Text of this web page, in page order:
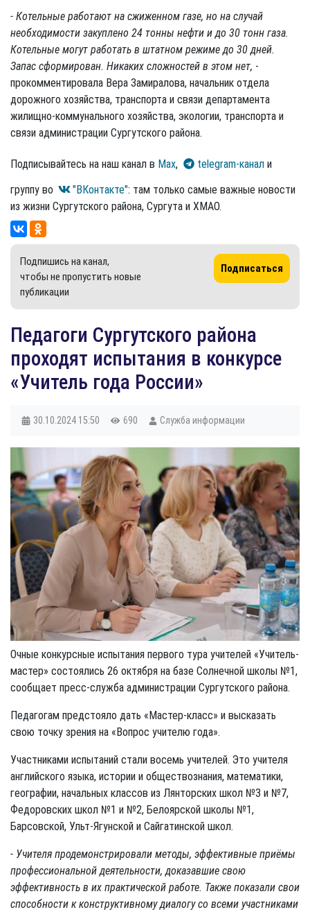
- Котельные работают на сжиженном газе, но на случай
необходимости закуплено 24 тонны нефти и до 30 тонн газа.
Котельные могут работать в штатном режиме до 30 дней.
Запас сформирован. Никаких сложностей в этом нет, -
прокомментировала Вера Замиралова, начальник отдела
дорожного хозяйства, транспорта и связи департамента
жилищно-коммунального хозяйства, экологии, транспорта и
связи администрации Сургутского района.
Подписывайтесь на наш канал в Max, telegram-канал и
группу во
"ВКонтакте": там только самые важные новости
из жизни Сургутского района, Сургута и ХМАО.
Подпишись на канал,
чтобы не пропустить новые
публикации
Подписаться
​Педагоги Сургутского района
проходят испытания в конкурсе
«Учитель года России»
30.10.2024 15:50 690 Служба информации
Очные конкурсные испытания первого тура учителей «Учитель-
мастер» состоялись 26 октября на базе Солнечной школы №1,
сообщает пресс-служба администрации Сургутского района.
Педагогам предстояло дать «Мастер-класс» и высказать
свою точку зрения на «Вопрос учителю года».
Участниками испытаний стали восемь учителей. Это учителя
английского языка, истории и обществознания, математики,
географии, начальных классов из Лянторских школ №3 и №7,
Федоровских школ №1 и №2, Белоярской школы №1,
Барсовской, Ульт-Ягунской и Сайгатинской школ.
- Учителя продемонстрировали методы, эффективные приёмы
профессиональной деятельности, доказавшие свою
эффективность в их практической работе. Также показали свои
способности к конструктивному диалогу со всеми участниками